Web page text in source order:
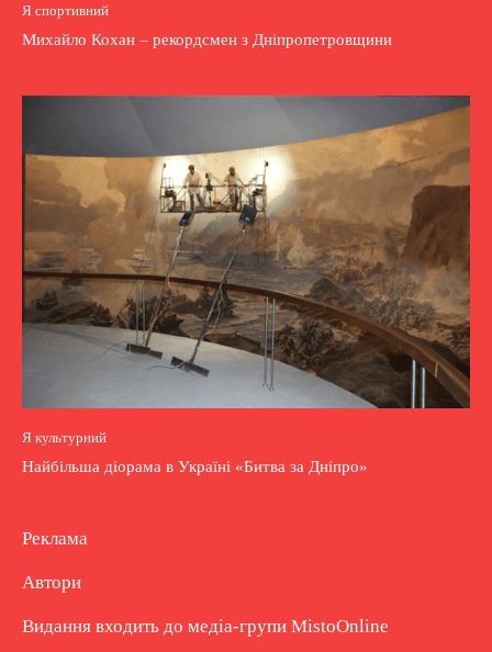
Я спортивний
Михайло Кохан – рекордсмен з Дніпропетровщини
Я культурний
Найбільша діорама в Україні «Битва за Дніпро»
Реклама
Автори
Видання входить до медіа-групи MistoOnline